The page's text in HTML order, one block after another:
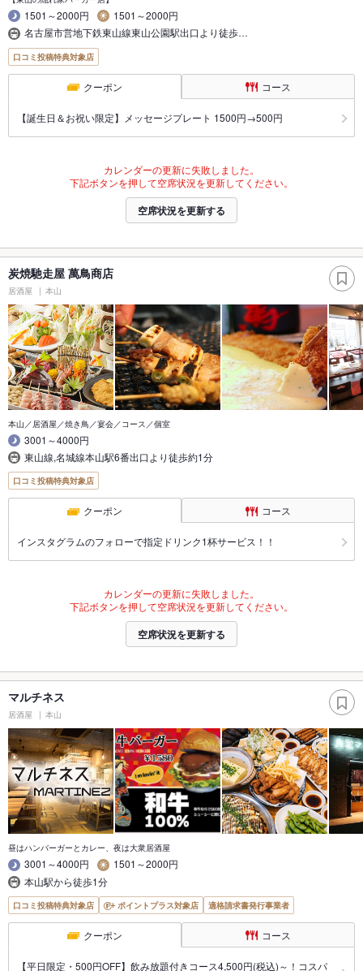
1501～2000円
1501～2000円
名古屋市営地下鉄東山線東山公園駅出口より徒歩…
口コミ投稿特典対象店
クーポン コース
【誕生日＆お祝い限定】メッセージプレート 1500円→500円
カレンダーの更新に失敗しました。
下記ボタンを押して空席状況を更新してください。
空席状況を更新する
炭焼馳走屋 萬鳥商店
居酒屋 本山
本山／居酒屋／焼き鳥／宴会／コース／個室
3001～4000円
東山線,名城線本山駅6番出口より徒歩約1分
口コミ投稿特典対象店
クーポン コース
インスタグラムのフォローで指定ドリンク1杯サービス！！
カレンダーの更新に失敗しました。
下記ボタンを押して空席状況を更新してください。
空席状況を更新する
マルチネス
居酒屋 本山
昼はハンバーガーとカレー、夜は大衆居酒屋
3001～4000円
1501～2000円
本山駅から徒歩1分
口コミ投稿特典対象店 ポイントプラス対象店 適格請求書発行事業者
クーポン コース
【平日限定・500円OFF】飲み放題付きコース4,500円(税込)～！コスパ